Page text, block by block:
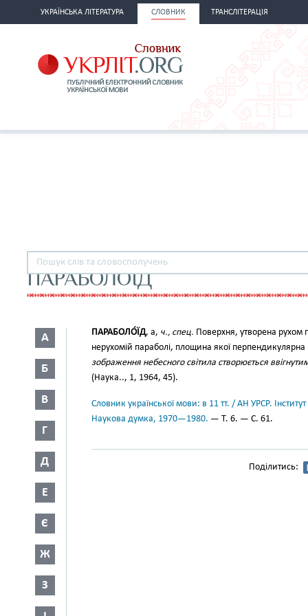
УКРАЇНСЬКА ЛІТЕРАТУРА СЛОВНИК ТРАНСЛІТЕРАЦІЯ
ПАРАБОЛОЇД
А
Б
В
Г
Д
Е
Є
Ж
З
ПАРАБОЛО́ЇД, а, ч., спец. Поверхня, утворена рухом
нерухомій параболі, площина якої
зображення небесного світила створюється
(Наука.., 1, 1964, 45).
Словник української мови: в 11 тт. / АН УРСР.
Наукова думка, 1970—1980. — Т. 6. — С. 61.
Поділитись: